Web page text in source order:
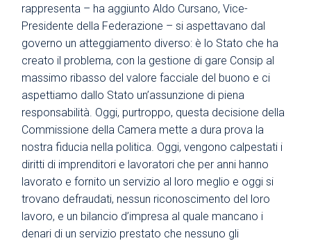
rappresenta – ha aggiunto Aldo Cursano, Vice-
Presidente della Federazione – si aspettavano dal
governo un atteggiamento diverso: è lo Stato che ha
creato il problema, con la gestione di gare Consip al
massimo ribasso del valore facciale del buono e ci
aspettiamo dallo Stato un’assunzione di piena
responsabilità. Oggi, purtroppo, questa decisione della
Commissione della Camera mette a dura prova la
nostra fiducia nella politica. Oggi, vengono calpestati i
diritti di imprenditori e lavoratori che per anni hanno
lavorato e fornito un servizio al loro meglio e oggi si
trovano defraudati, nessun riconoscimento del loro
lavoro, e un bilancio d’impresa al quale mancano i
denari di un servizio prestato che nessuno gli